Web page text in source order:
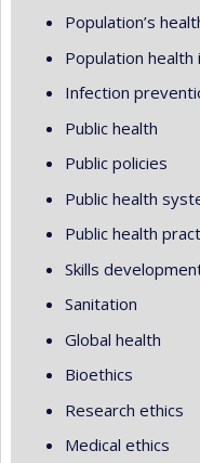
Population’s
Population
Infection
Public health
Public policies
Public health
Public health
Skills
Sanitation
Global health
Bioethics
Research ethics
Medical ethics